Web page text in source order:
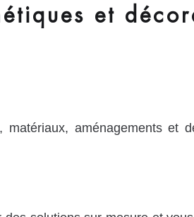
et
matériaux, aménagements et